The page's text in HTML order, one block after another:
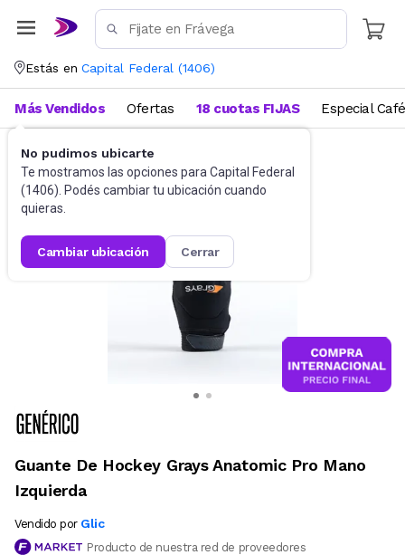
Estás en Capital Federal (1406)
No pudimos ubicarte
Te mostramos las opciones para Capital Federal
(1406). Podés cambiar tu ubicación cuando
quieras.
cambiar ubicación cerrar
Más Vendidos Ofertas 18 cuotas FIJAS Especial Café
Deportes y fitness
Guante De Hockey Grays Anatomic Pro Mano
Izquierda
Vendido por Glic
Producto de nuestra red de proveedores